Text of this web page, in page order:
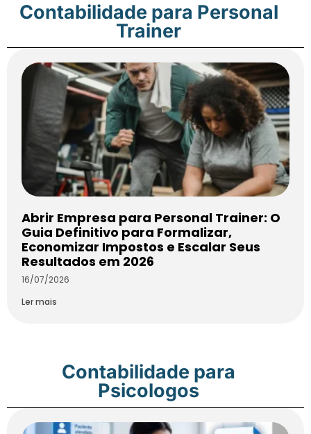
Contabilidade para Personal
Trainer
Abrir Empresa para Personal Trainer: O
Guia Definitivo para Formalizar,
Economizar Impostos e Escalar Seus
Resultados em 2026
16/07/2026
Ler mais
Contabilidade para
Psicologos